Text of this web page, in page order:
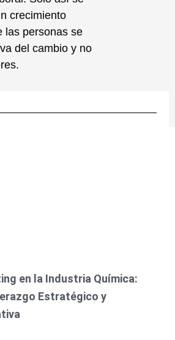
crecimiento
las personas se
del cambio y no
en la Industria Química:
Estratégico y